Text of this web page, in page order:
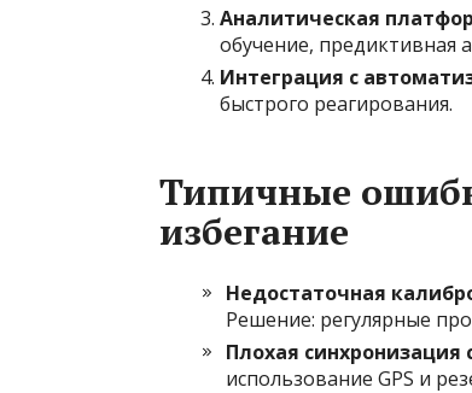
Аналитическая
обучение, предиктивная
Интеграция с
быстрого реагирования.
Типичные
избегание
Недостаточная
Решение: регулярные
Плохая синхронизация
использование GPS и